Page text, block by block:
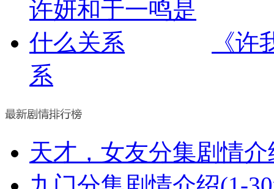
《
系
天才，女友分集剧情